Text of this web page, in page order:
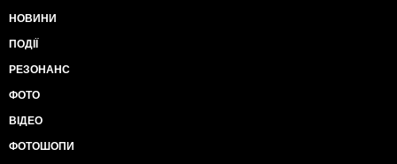
НОВИНИ
ПОДІЇ
РЕЗОНАНС
ФОТО
ВІДЕО
ФОТОШОПИ